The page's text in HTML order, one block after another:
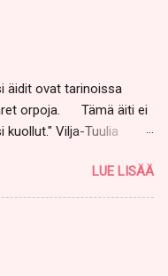
sinut heitetään vailla
yksinäisyyttä, ehkä
kiivasta syleilyä.
särkisi ikuisesti
otsalle jos voit
-
äidit ovat tarinoissa
orpoja. Tämä äiti ei
kuollut." Vilja-Tuulia
Finlandian eikä
jäävä
rakastuu surua
perhe on jokseenkin
kuollut oman käden
LUE LISÄÄ